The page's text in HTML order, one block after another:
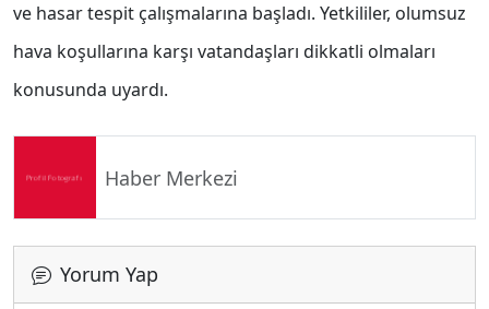
ve hasar tespit çalışmalarına başladı. Yetkililer, olumsuz
hava koşullarına karşı vatandaşları dikkatli olmaları
konusunda uyardı.
Haber Merkezi
Yorum Yap